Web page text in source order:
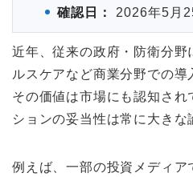
確認日：
2026年5月
近年、従来の政府・防衛分野
ルスケアなど商業分野での導
その価値は市場にも認知され
ションの妥当性は常に大きな
例えば、一部の投資メディア